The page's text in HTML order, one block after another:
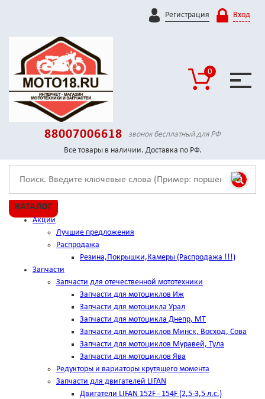
Регистрация Вход
0
88007006618
звонок бесплатный для РФ
Все товары в наличии. Доставка по РФ.
КАТАЛОГ
Акции
Лучшие предложения
Распродажа
Резина,Покрышки,Камеры (Распродажа !!!)
Запчасти
Запчасти для отечественной мототехники
Запчасти для мотоциклов Иж
Запчасти для мотоцикла Урал
Запчасти для мотоцикла Днепр, МТ
Запчасти для мотоциклов Минск, Восход, Сова
Запчасти для мотоциклов Муравей, Тула
Запчасти для мотоциклов Ява
Редукторы и вариаторы крутящего момента
Запчасти для двигателей LIFAN
Двигатели LIFAN 152F - 154F (2,5-3,5 л.с.)